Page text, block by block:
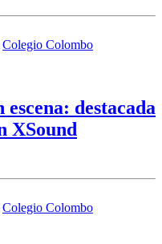
Colegio Colombo
escena: destacada
XSound
Colegio Colombo